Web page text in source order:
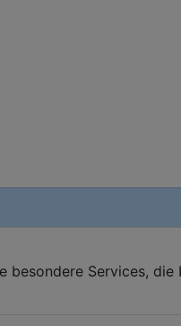
besondere Services, die